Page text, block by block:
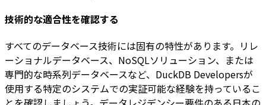
技術的な適合性を確認する
すべてのデータベース技術には固有の特性があります。リレ
ーショナルデータベース、NoSQLソリューション、または
専門的な時系列データベースなど、DuckDB Developersが
使用する特定のシステムでの実証可能な経験を持っているこ